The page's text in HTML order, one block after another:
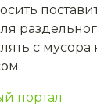
с мусора
портал